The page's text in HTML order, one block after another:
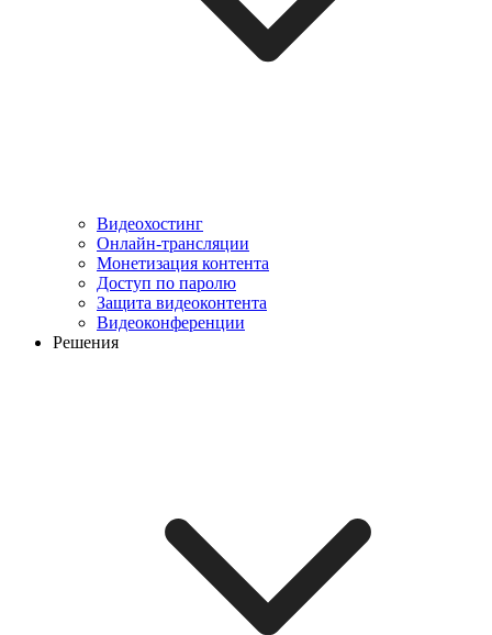
Видеохостинг
Онлайн-трансляции
Монетизация контента
Доступ по паролю
Защита видеоконтента
Видеоконференции
Решения